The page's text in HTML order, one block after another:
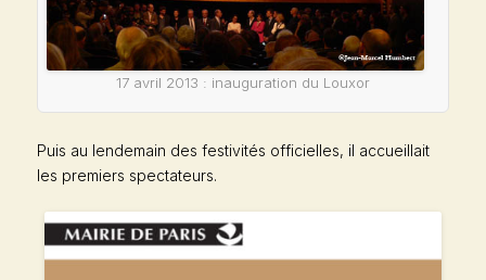
17 avril 2013 : inauguration du Louxor
Puis au lendemain des festivités officielles, il accueillait
les premiers spectateurs.